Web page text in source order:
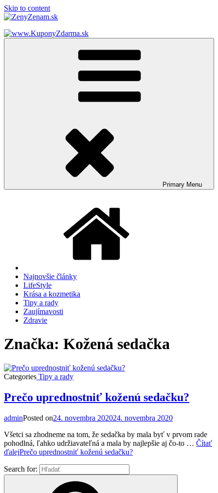
Skip to content
ZenyZenam.sk
Ženský LifeStyle magazín
Primary Menu
Najnovšie články
LifeStyle
Krása a kozmetika
Tipy a rady
Zaujímavosti
Zdravie
Značka: Kožená sedačka
Categories Tipy a rady
Prečo uprednostniť koženú sedačku?
adminPosted on24. novembra 202024. novembra 2020
Všetci sa zhodneme na tom, že sedačka by mala byť v prvom rade
pohodlná, ľahko udržiavateľná a mala by najlepšie aj čo-to … Čítať
ďalejPrečo uprednostniť koženú sedačku?
Search for: